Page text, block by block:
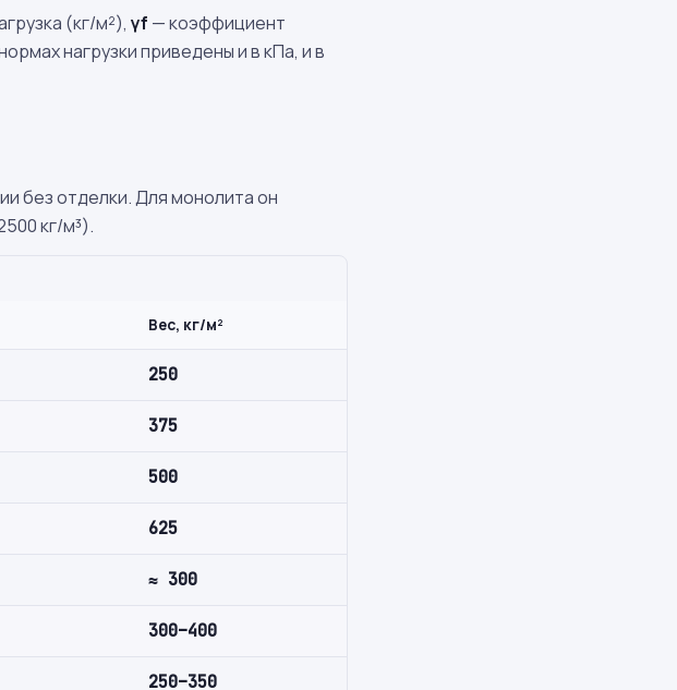
(кг/м²), γf — коэффициент
нагрузки приведены и в кПа, и в
без отделки. Для монолита он
кг/м³).
Вес, кг/м²
250
375
500
625
≈ 300
300–400
250–350